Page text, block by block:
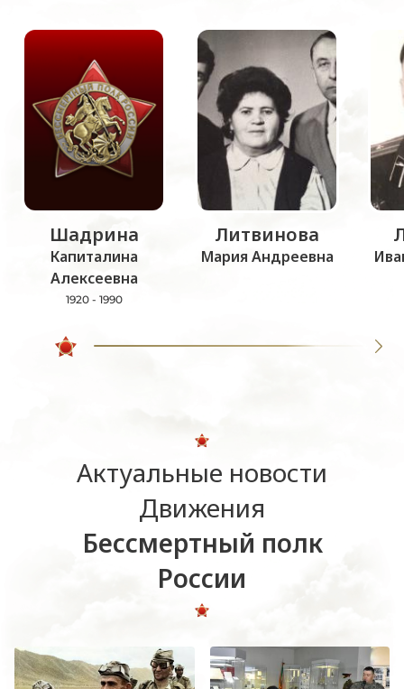
Шадрина
Капиталина
Алексеевна
1920 - 1990
Литвинова
Мария Андреевна
Актуальные новости
Движения
Бессмертный полк
России